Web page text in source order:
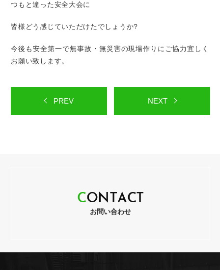
つもと違った安全大会に
皆様どう感じていただけたでしょうか?
今後も安全第一で無事故・無災害の現場作りにご協力宜しく
お願い致します。
PREV NEXT
CON T AC T
お問い合わせ